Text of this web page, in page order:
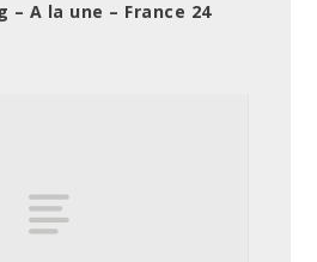
– A la une – France 24